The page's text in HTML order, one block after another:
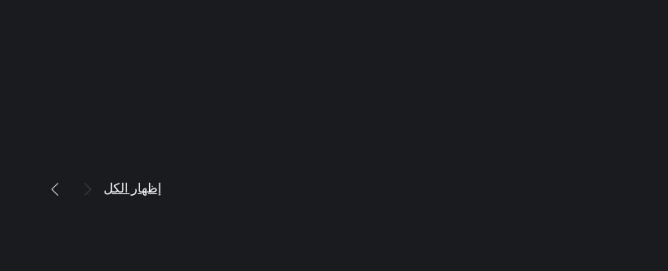
إظهار الكل